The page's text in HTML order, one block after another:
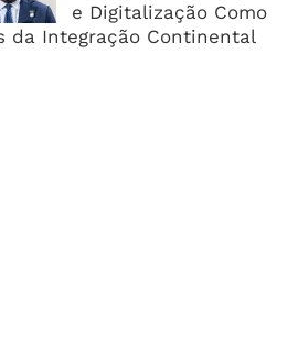
e Digitalização Como
da Integração Continental
Leva Leilão